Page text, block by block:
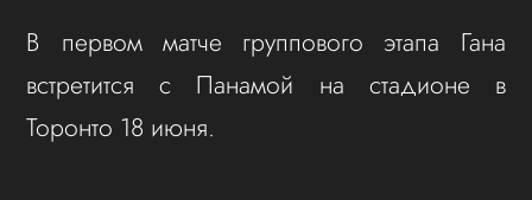
В первом матче группового этапа Гана
встретится с Панамой на стадионе в
Торонто 18 июня.